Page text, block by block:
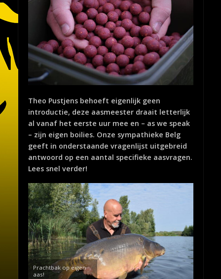
Theo Pustjens behoeft eigenlijk geen
introductie, deze aasmeester draait letterlijk
al vanaf het eerste uur mee en – as we speak
– zijn eigen boilies. Onze sympathieke Belg
geeft in onderstaande vragenlijst uitgebreid
antwoord op een aantal specifieke aasvragen.
Lees snel verder!
Prachtbak op eigen
aas!